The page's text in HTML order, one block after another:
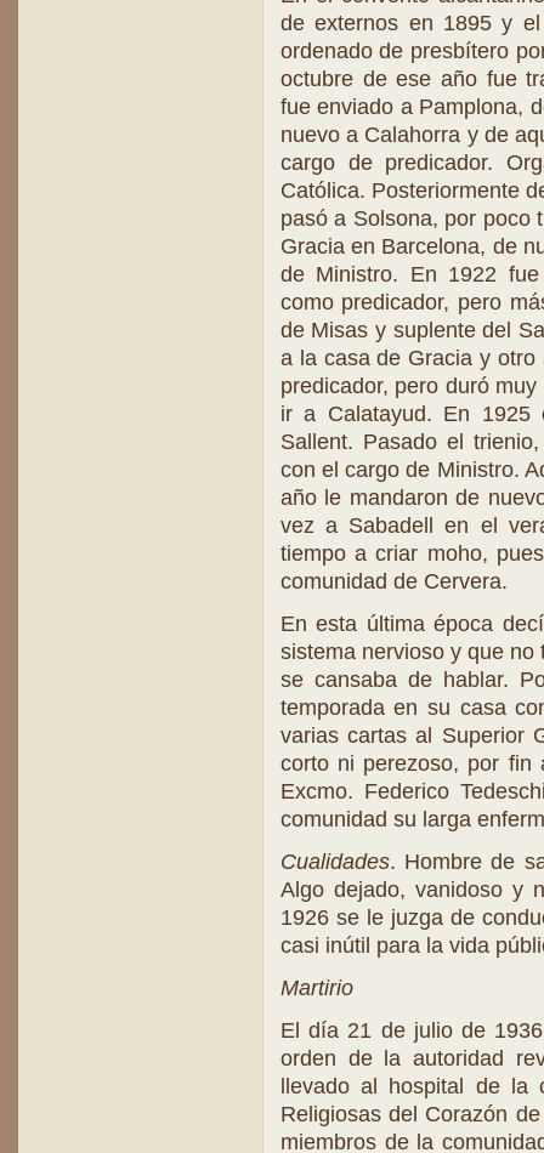
de externos en 1895 y
ordenado de presbítero
octubre de ese año fue
fue enviado a Pamplona,
nuevo a Calahorra y de
cargo de predicador.
Católica. Posteriormente
pasó a Solsona, por poco
Gracia en Barcelona, de
de Ministro. En 1922
como predicador, pero
de Misas y suplente del
a la casa de Gracia y
predicador, pero duró
ir a Calatayud. En 1925
Sallent. Pasado el
con el cargo de Ministro.
año le mandaron de
vez a Sabadell en el
tiempo a criar moho,
comunidad de Cervera.
En esta última época
sistema nervioso y que
se cansaba de hablar.
temporada en su casa
varias cartas al Superior
corto ni perezoso, por fin
Excmo. Federico
comunidad su larga
Cualidades. Hombre de
Algo dejado, vanidoso y
1926 se le juzga de
casi inútil para la vida
Martirio
El día 21 de julio de
orden de la autoridad
llevado al hospital de la
Religiosas del Corazón
miembros de la